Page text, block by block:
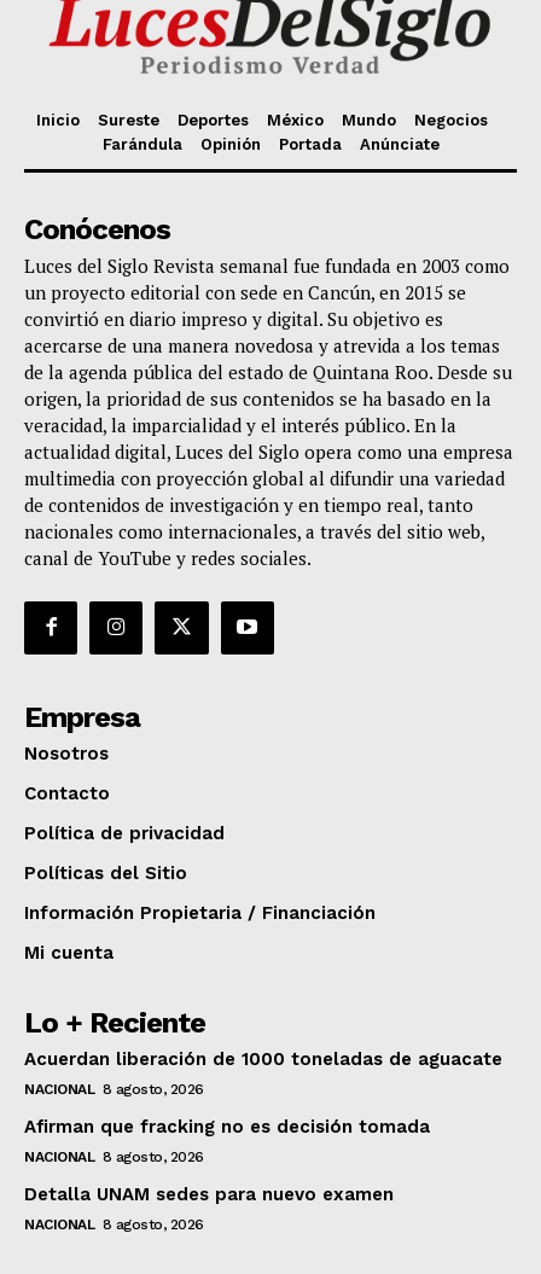
Inicio Sureste Deportes México Mundo
Negocios
Farándula
Opinión Portada Anúnciate
Conócenos
Luces del Siglo Revista semanal fue fundada en 2003 como
un proyecto editorial con sede en Cancún, en 2015 se
convirtió en diario impreso y digital. Su objetivo es
acercarse de una manera novedosa y atrevida a los temas
de la agenda pública del estado de Quintana Roo. Desde su
origen, la prioridad de sus contenidos se ha basado en la
veracidad, la imparcialidad y el interés público. En la
actualidad digital, Luces del Siglo opera como una empresa
multimedia con proyección global al difundir una variedad
de contenidos de investigación y en tiempo real, tanto
nacionales como internacionales, a través del sitio web,
canal de YouTube y redes sociales.
Empresa
Nosotros
Contacto
Política de privacidad
Políticas del Sitio
Información Propietaria / Financiación
Mi cuenta
Lo + Reciente
Acuerdan liberación de 1000 toneladas de aguacate
NACIONAL 8 agosto, 2026
Afirman que fracking no es decisión tomada
NACIONAL 8 agosto, 2026
Detalla UNAM sedes para nuevo examen
NACIONAL 8 agosto, 2026